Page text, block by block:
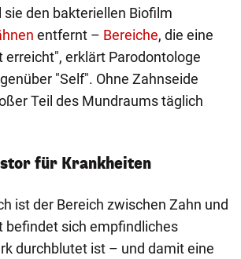
sie den bakteriellen Biofilm
entfernt – Bereiche, die eine
erreicht", erklärt Parodontologe
"Self". Ohne Zahnseide
Teil des Mundraums täglich
für Krankheiten
ist der Bereich zwischen Zahn und
befindet sich empfindliches
durchblutet ist – und damit eine